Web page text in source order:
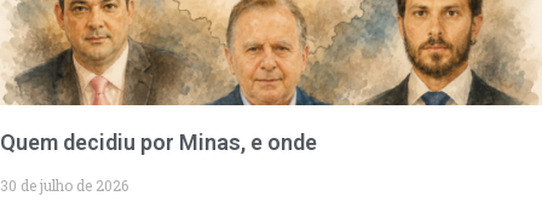
Quem decidiu por Minas, e onde
30 de julho de 2026